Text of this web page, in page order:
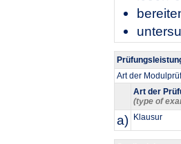
Art der
Art der
(type of
a) Klausur